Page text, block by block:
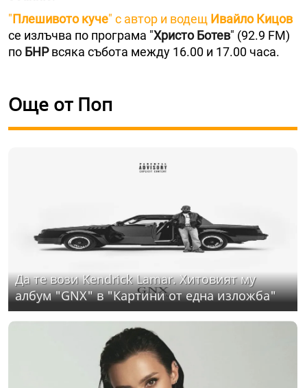
"Плешивото куче" с автор и водещ Ивайло Кицов
се излъчва по програма "Христо Ботев" (92.9 FM)
по БНРвсяка събота между 16.00 и 17.00 часа.
Още от Поп
Да те вози Kendrick Lamar. Хитовият му
албум "GNX" в "Картини от една изложба"